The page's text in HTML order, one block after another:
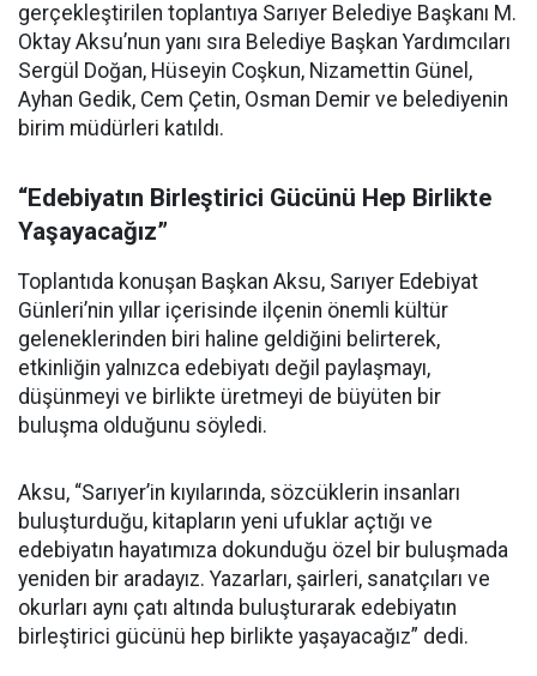
gerçekleştirilen toplantıya Sarıyer Belediye Başkanı M.
Oktay Aksu’nun yanı sıra Belediye Başkan Yardımcıları
Sergül Doğan, Hüseyin Coşkun, Nizamettin Günel,
Ayhan Gedik, Cem Çetin, Osman Demir ve belediyenin
birim müdürleri katıldı.
“Edebiyatın Birleştirici Gücünü Hep Birlikte
Yaşayacağız”
Toplantıda konuşan Başkan Aksu, Sarıyer Edebiyat
Günleri’nin yıllar içerisinde ilçenin önemli kültür
geleneklerinden biri haline geldiğini belirterek,
etkinliğin yalnızca edebiyatı değil paylaşmayı,
düşünmeyi ve birlikte üretmeyi de büyüten bir
buluşma olduğunu söyledi.
Aksu, “Sarıyer’in kıyılarında, sözcüklerin insanları
buluşturduğu, kitapların yeni ufuklar açtığı ve
edebiyatın hayatımıza dokunduğu özel bir buluşmada
yeniden bir aradayız. Yazarları, şairleri, sanatçıları ve
okurları aynı çatı altında buluşturarak edebiyatın
birleştirici gücünü hep birlikte yaşayacağız” dedi.